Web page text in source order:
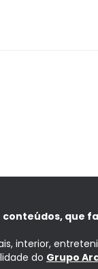
que
interior,
do Grupo